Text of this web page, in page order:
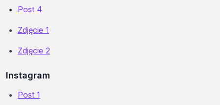
Post 4
Zdjęcie 1
Zdjęcie 2
Instagram
Post 1